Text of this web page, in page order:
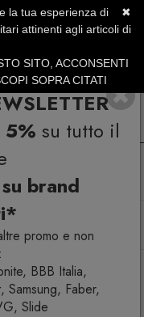
5% su tutto il
brand
promo e non
BBB Italia,
Samsung, Faber,
Slide
31 Agosto
Fissaggio per amaca
✖
la tua esperienza di
attinenti agli articoli di
SITO, ACCONSENTI
SOPRA CITATI